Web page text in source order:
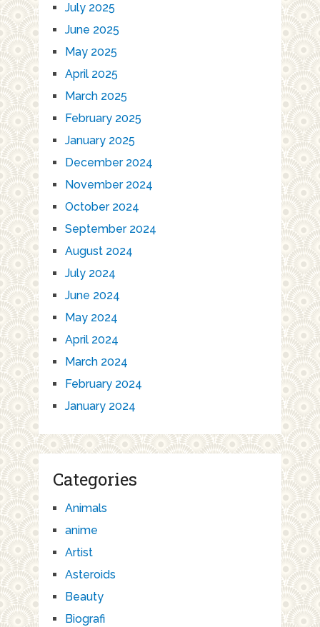
July 2025
June 2025
May 2025
April 2025
March 2025
February 2025
January 2025
December 2024
November 2024
October 2024
September 2024
August 2024
July 2024
June 2024
May 2024
April 2024
March 2024
February 2024
January 2024
Categories
Animals
anime
Artist
Asteroids
Beauty
Biografi